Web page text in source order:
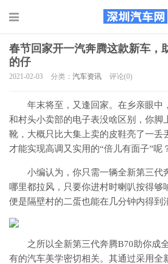
春节回家开一汽奔腾这款新车，
的仔
2021-02-03 分类： 汽车资讯 评论(0)
年末将至，又逢回家。在乡亲眼中
和村头小卖部的电子表没啥区别，你脚
靴，大概只比大集上卖的皮鞋亮了一
才能实现高调又实用的“倍儿有面子”呢
小编认为，你只需一辆全新第三代
哪里都拉风，只要你进村时喇叭按得够
便是隔壁村的二蛋也能在几分钟内得到
之所以全新第三代奔腾B70助你成
有的汽车美学密切相关。其通过采用全